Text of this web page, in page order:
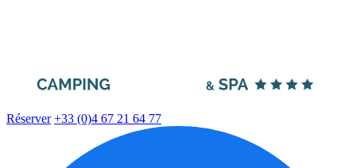
Réserver +33 (0)4 67 21 64 77